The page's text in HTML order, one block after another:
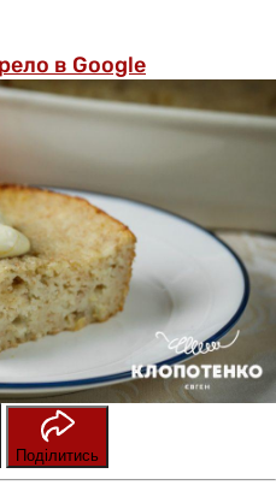
Поділитись